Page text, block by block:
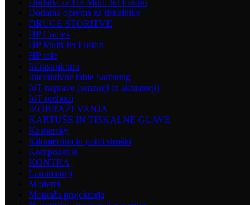
Dodatki za HP Multi Jet Fusion
Dodatna oprema za tiskalnike
DRUGE STORITVE
HP Contex
HP Multi Jet Fusion
HP role
Infrastruktura
Interaktivne table Samsung
IoT naprave (senzorji in aktuatorji)
IoT prehodi
IZOBRAŽEVANJA
KARTUŠE IN TISKALNE GLAVE
Kaspersky
Kilometrina in potni stroški
Komponente
KONTRA
Laminatorji
Modemi
Montaža projektorja